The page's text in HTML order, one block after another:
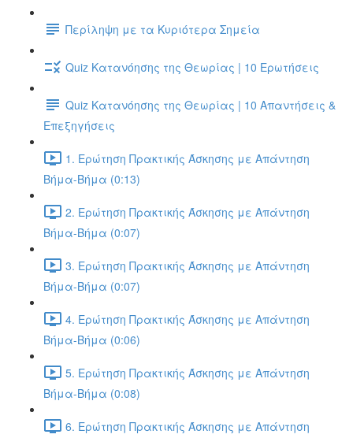
Περίληψη με τα Κυριότερα Σημεία
Quiz Κατανόησης της Θεωρίας | 10 Ερωτήσεις
Quiz Κατανόησης της Θεωρίας | 10 Απαντήσεις &
Επεξηγήσεις
1. Ερώτηση Πρακτικής Άσκησης με Απάντηση
Βήμα-Βήμα (0:13)
2. Ερώτηση Πρακτικής Άσκησης με Απάντηση
Βήμα-Βήμα (0:07)
3. Ερώτηση Πρακτικής Άσκησης με Απάντηση
Βήμα-Βήμα (0:07)
4. Ερώτηση Πρακτικής Άσκησης με Απάντηση
Βήμα-Βήμα (0:06)
5. Ερώτηση Πρακτικής Άσκησης με Απάντηση
Βήμα-Βήμα (0:08)
6. Ερώτηση Πρακτικής Άσκησης με Απάντηση